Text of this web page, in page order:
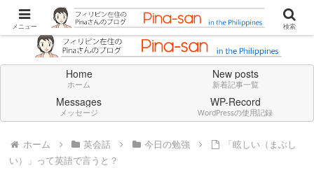
Don't think deeply. Feel always in English.
Home
ホーム
New posts
新着記事一覧
Messages
メッセージ
WP-Record
WordPressの使用記録
ホーム 英会話 今日の勉強
「眩しい（まぶし
い）」って英語で言うと？
メニュー 検索